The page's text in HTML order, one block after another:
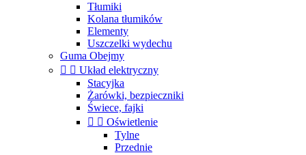
Tłumiki
Kolana tłumików
Elementy
Uszczelki wydechu
Guma Obejmy
  Układ elektryczny
Stacyjka
Żarówki, bezpieczniki
Świece, fajki
  Oświetlenie
Tylne
Przednie